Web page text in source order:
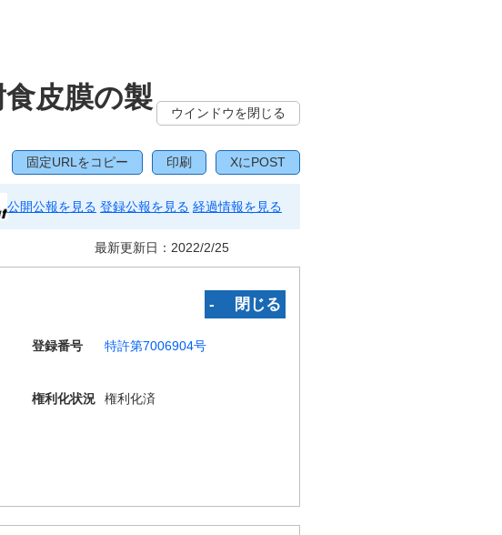
皮膜の製
ウインドウを閉じる
固定URLをコピー 印刷 XにPOST
公開公報を見る 登録公報を見る 経過情報を見る
最新更新日： 2022/2/25
‐ 閉じる
登録番号
特許第7006904号
権利化状況
権利化済